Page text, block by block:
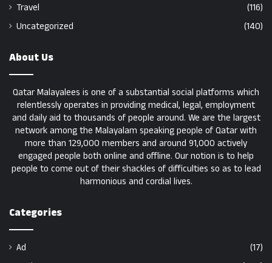
Travel
(116)
Uncategorized
(140)
About Us
Qatar Malayalees is one of a substantial social platforms which
relentlessly operates in providing medical, legal, employment
and daily aid to thousands of people around. We are the largest
network among the Malayalam speaking people of Qatar with
more than 129,000 members and around 91,000 actively
engaged people both online and offline. Our notion is to help
people to come out of their shackles of difficulties so as to lead
harmonious and cordial lives.
Categories
Ad
(17)